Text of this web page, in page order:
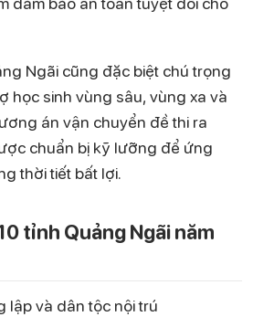
Ngãi cũng đặc biệt chú trọng
học sinh vùng sâu, vùng xa và
án vận chuyển đề thi ra
chuẩn bị kỹ lưỡng để ứng
thời tiết bất lợi.
tỉnh Quảng Ngãi năm
lập và dân tộc nội trú